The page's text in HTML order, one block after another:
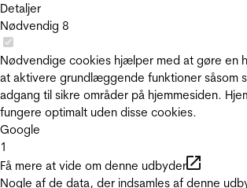
Detaljer
Nødvendig 8
Nødvendige cookies hjælper med at gøre en
at aktivere grundlæggende funktioner såsom
adgang til sikre områder på hjemmesiden.
fungere optimalt uden disse cookies.
Google
1
Få mere at vide om denne udbyder
Nogle af de data, der indsamles af denne